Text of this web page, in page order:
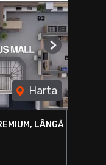
Harta
Next
LÂNGĂ